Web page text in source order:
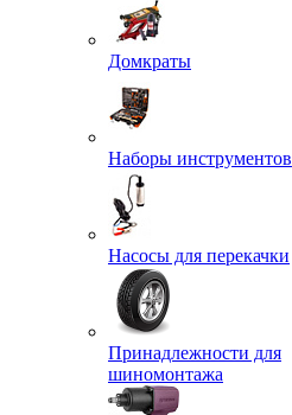
Домкраты
Наборы инструментов
Насосы для перекачки
Принадлежности для
шиномонтажа